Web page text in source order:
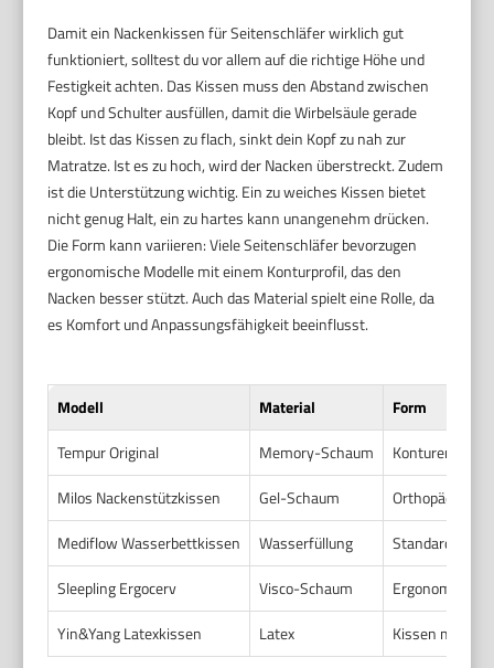
Damit ein Nackenkissen für Seitenschläfer wirklich gut
funktioniert, solltest du vor allem auf die richtige Höhe und
Festigkeit achten. Das Kissen muss den Abstand zwischen
Kopf und Schulter ausfüllen, damit die Wirbelsäule gerade
bleibt. Ist das Kissen zu flach, sinkt dein Kopf zu nah zur
Matratze. Ist es zu hoch, wird der Nacken überstreckt. Zudem
ist die Unterstützung wichtig. Ein zu weiches Kissen bietet
nicht genug Halt, ein zu hartes kann unangenehm drücken.
Die Form kann variieren: Viele Seitenschläfer bevorzugen
ergonomische Modelle mit einem Konturprofil, das den
Nacken besser stützt. Auch das Material spielt eine Rolle, da
es Komfort und Anpassungsfähigkeit beeinflusst.
Modell Material
Form
Tempur Original
Memory-Schaum
Milos Nackenstützkissen
Gel-Schaum
Orthopädisch
Mediflow Wasserbettkissen
Wasserfüllung
Standard
Sleepling Ergocerv
Visco-Schaum
Ergonomisch
Yin&Yang Latexkissen
Latex Kissen mit